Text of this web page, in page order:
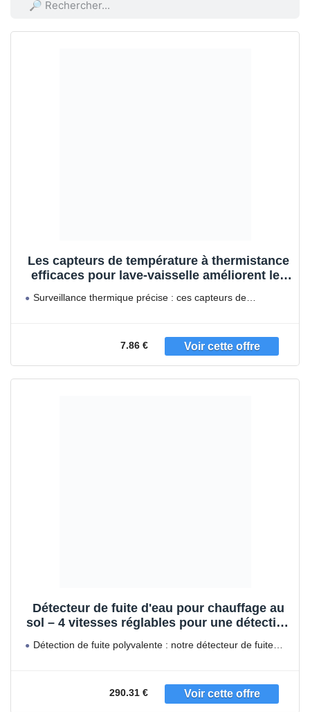
Les capteurs de température à thermistance
efficaces pour lave-vaisselle améliorent les
sur les factures de services publics
Surveillance thermique précise : ces capteurs de
7.86 €
Détecteur de fuite d'eau pour chauffage au
sol – 4 vitesses réglables pour une détection
et permet d'économiser sur les factures
Détection de fuite polyvalente : notre détecteur de fuite
290.31 €